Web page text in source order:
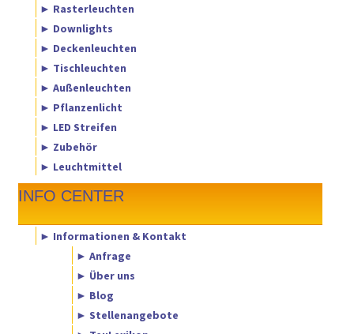
► Rasterleuchten
► Downlights
► Deckenleuchten
► Tischleuchten
► Außenleuchten
► Pflanzenlicht
► LED Streifen
► Zubehör
► Leuchtmittel
INFO CENTER
► Informationen & Kontakt
► Anfrage
► Über uns
► Blog
► Stellenangebote